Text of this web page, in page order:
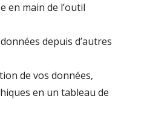
en main de l’outil
depuis d’autres
de vos données,
en un tableau de